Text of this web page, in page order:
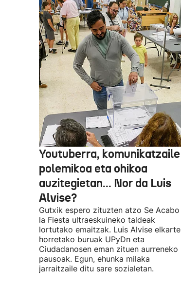
Youtuberra, komunikatzaile
polemikoa eta ohikoa
auzitegietan... Nor da Luis
Alvise?
Gutxik espero zituzten atzo Se Acabo
la Fiesta ultraeskuineko taldeak
lortutako emaitzak. Luis Alvise elkarte
horretako buruak UPyDn eta
Ciudadanosen eman zituen aurreneko
pausoak. Egun, ehunka milaka
jarraitzaile ditu sare sozialetan.